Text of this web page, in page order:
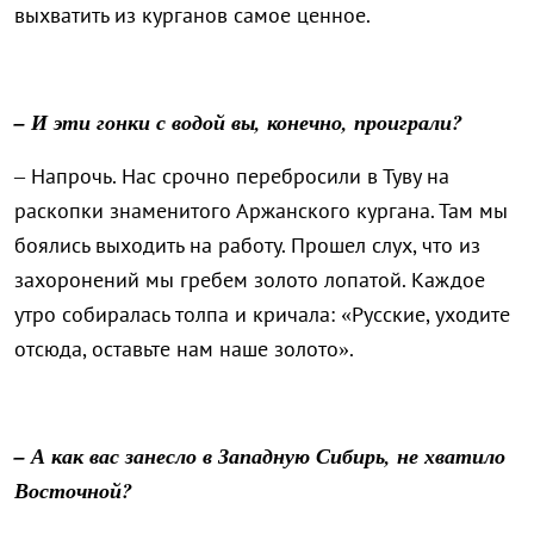
выхватить из курганов самое ценное.
– И эти гонки с водой вы, конечно, проиграли?
– Напрочь. Нас срочно перебросили в Туву на
раскопки знаменитого Аржанского кургана. Там мы
боялись выходить на работу. Прошел слух, что из
захоронений мы гребем золото лопатой. Каждое
утро собиралась толпа и кричала: «Русские, уходите
отсюда, оставьте нам наше золото».
– А как вас занесло в Западную Сибирь, не хватило
Восточной?